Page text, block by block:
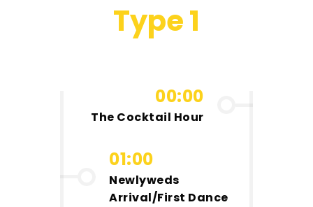
Type 1
00:00
The Cocktail Hour
01:00
Newlyweds
Arrival/First Dance